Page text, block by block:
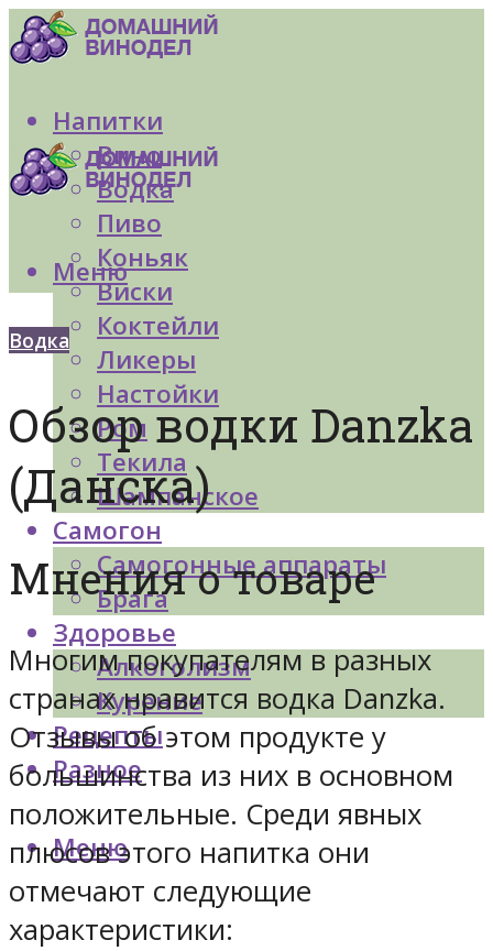
Напитки
Вино
Водка
Пиво
Коньяк
Виски
Коктейли
Ликеры
Настойки
Ром
Текила
Шампанское
Самогон
Самогонные аппараты
Брага
Здоровье
Алкоголизм
Курение
Рецепты
Разное
Меню
Меню
Водка
Обзор водки Danzka
(Данска)
Мнения о товаре
Многим покупателям в разных
странах нравится водка Danzka.
Отзывы об этом продукте у
большинства из них в основном
положительные. Среди явных
плюсов этого напитка они
отмечают следующие
характеристики: